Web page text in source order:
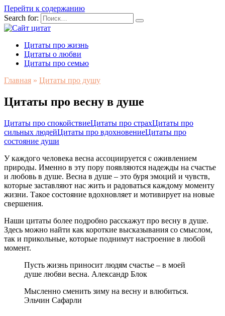
Перейти к содержанию
Search for:
Цитаты про жизнь
Цитаты о любви
Цитаты про семью
Главная » Цитаты про душу
Цитаты про весну в душе
Цитаты про спокойствиеЦитаты про страхЦитаты про
сильных людейЦитаты про вдохновениеЦитаты про
состояние души
У каждого человека весна ассоциируется с оживлением
природы. Именно в эту пору появляются надежды на счастье
и любовь в душе. Весна в душе – это буря эмоций и чувств,
которые заставляют нас жить и радоваться каждому моменту
жизни. Такое состояние вдохновляет и мотивирует на новые
свершения.
Наши цитаты более подробно расскажут про весну в душе.
Здесь можно найти как короткие высказывания со смыслом,
так и прикольные, которые поднимут настроение в любой
момент.
Пусть жизнь приносит людям счастье – в моей
душе любви весна. Александр Блок
Мысленно сменить зиму на весну и влюбиться.
Эльчин Сафарли